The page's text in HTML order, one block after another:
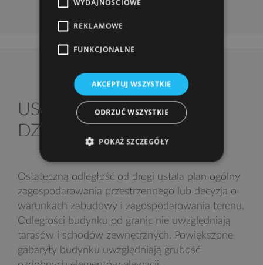
USYTUOWANIE NA
DZIAŁCE
Ostateczną odległość od drogi ustala plan ogólny
zagospodarowania przestrzennego lub decyzja o
warunkach zabudowy i zagospodarowania terenu.
Odległości budynku od granic nie uwzględniają
tarasów i schodów zewnętrznych. Powiększone
gabaryty budynku uwzględniają grubość
WYDAJNOŚCIOWE
REKLAMOWE
FUNKCJONALNE
AKCEPTUJ WSZYSTKIE
ODRZUĆ WSZYSTKIE
POKAŻ SZCZEGÓŁY